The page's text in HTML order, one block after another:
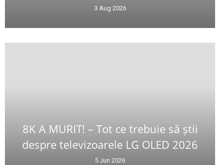
3 Aug 2026
8K A MURIT! – Tot ce trebuie să știi
despre televizoarele LG OLED 2026
5 Jun 2026